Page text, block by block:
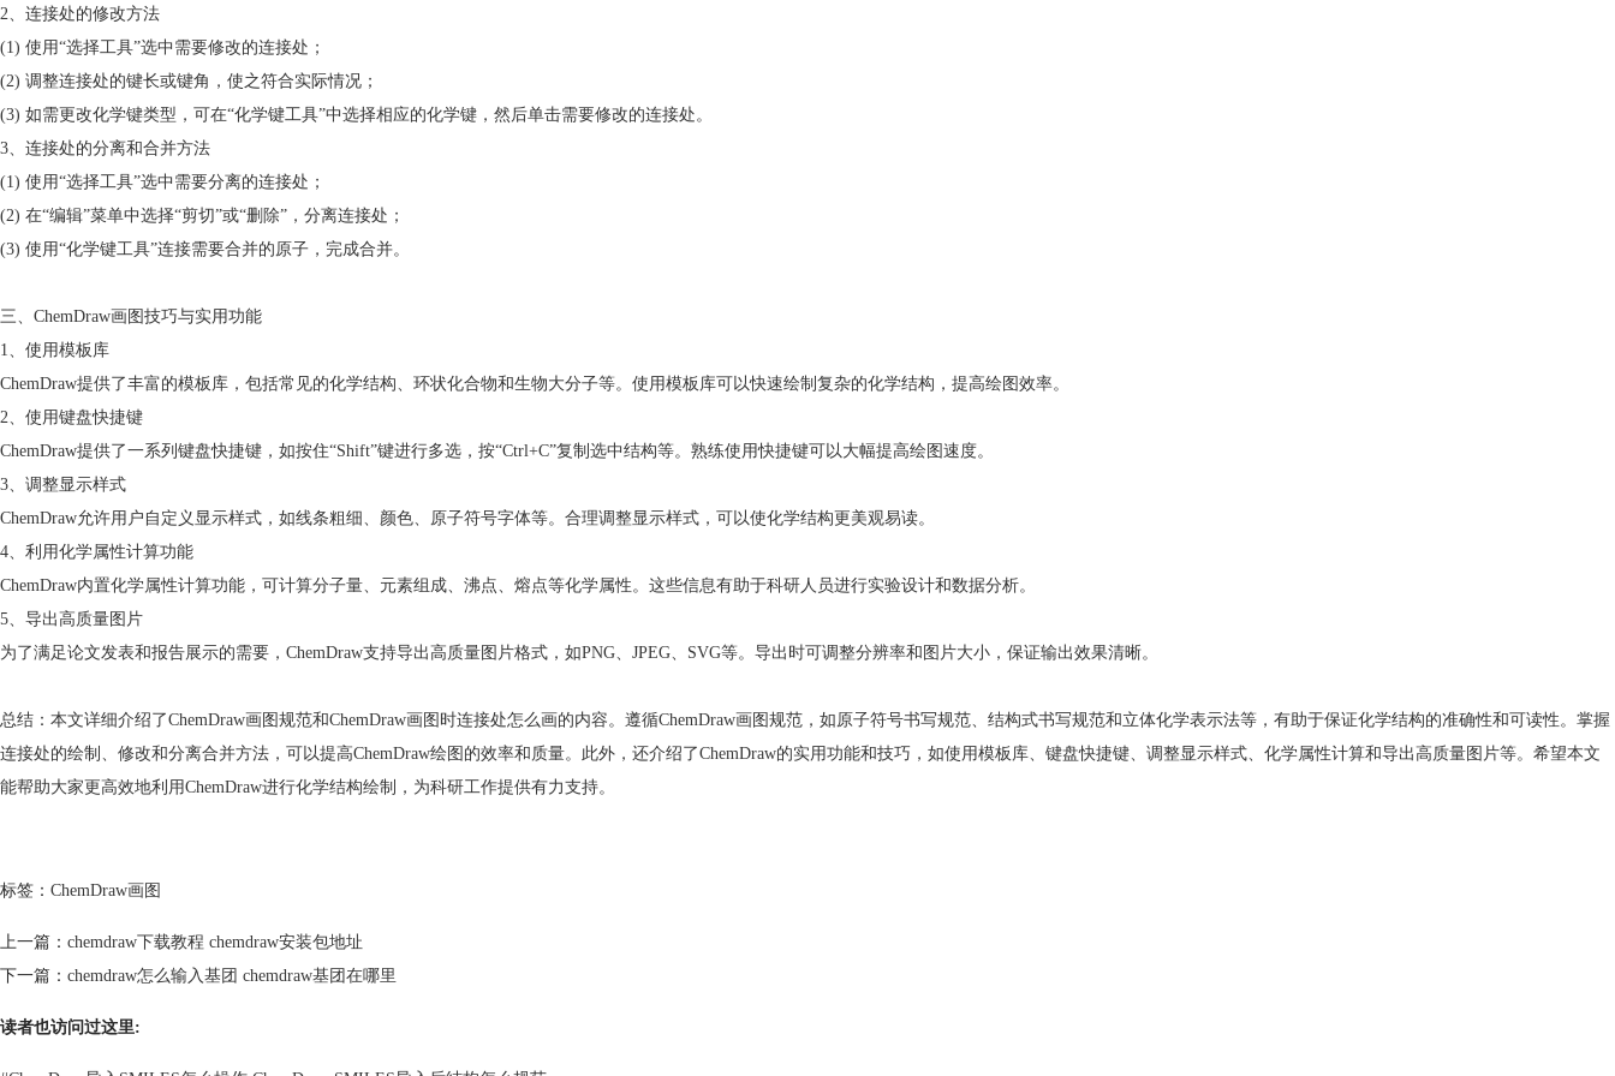
2、连接处的修改方法
(1) 使用“选择工具”选中需要修改的连接处；
(2) 调整连接处的键长或键角，使之符合实际情况；
(3) 如需更改化学键类型，可在“化学键工具”中选择相应的化学键，然后单击需要修改的连接处。
3、连接处的分离和合并方法
(1) 使用“选择工具”选中需要分离的连接处；
(2) 在“编辑”菜单中选择“剪切”或“删除”，分离连接处；
(3) 使用“化学键工具”连接需要合并的原子，完成合并。
三、ChemDraw画图技巧与实用功能
1、使用模板库
ChemDraw提供了丰富的模板库，包括常见的化学结构、环状化合物和生物大分子等。使用模板库可以快速绘制复杂的化学结构，提高绘图效率。
2、使用键盘快捷键
ChemDraw提供了一系列键盘快捷键，如按住“Shift”键进行多选，按“Ctrl+C”复制选中结构等。熟练使用快捷键可以大幅提高绘图速度。
3、调整显示样式
ChemDraw允许用户自定义显示样式，如线条粗细、颜色、原子符号字体等。合理调整显示样式，可以使化学结构更美观易读。
4、利用化学属性计算功能
ChemDraw内置化学属性计算功能，可计算分子量、元素组成、沸点、熔点等化学属性。这些信息有助于科研人员进行实验设计和数据分析。
5、导出高质量图片
为了满足论文发表和报告展示的需要，ChemDraw支持导出高质量图片格式，如PNG、JPEG、SVG等。导出时可调整分辨率和图片大小，保证输出效果清晰。
总结：本文详细介绍了ChemDraw画图规范和ChemDraw画图时连接处怎么画的内容。遵循ChemDraw画图规范，如原子符号书写规范、结构式书写规范和立体化学表示法等，有助于保证化学结构的准确性和可读性。掌握
连接处的绘制、修改和分离合并方法，可以提高ChemDraw绘图的效率和质量。此外，还介绍了ChemDraw的实用功能和技巧，如使用模板库、键盘快捷键、调整显示样式、化学属性计算和导出高质量图片等。希望本文
能帮助大家更高效地利用ChemDraw进行化学结构绘制，为科研工作提供有力支持。
标签： ChemDraw画图
上一篇： chemdraw下载教程 chemdraw安装包地址
下一篇： chemdraw怎么输入基团 chemdraw基团在哪里
读者也访问过这里: